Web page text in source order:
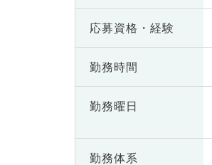
応募資格・ 経験
勤務時間
勤務曜日
勤務体系